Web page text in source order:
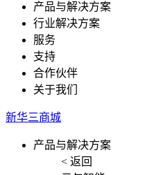
产品与解决方案
行业解决方案
服务
支持
合作伙伴
关于我们
新华三商城
产品与解决方案
< 返回